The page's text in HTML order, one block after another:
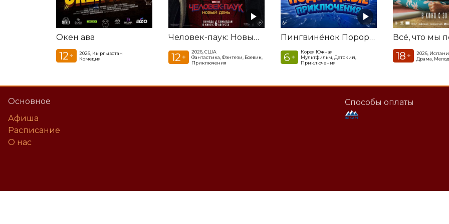
Окен ава
12 +
2026, Кыргызстан
Комедия
Человек-паук: Новый день
12 +
2026, США
Фантастика, Фэнтези, Боевик,
Приключения
Пингвинёнок Пороро. Подводные приключения
6 +
Корея Южная
Мультфильм, Детский,
Приключения
Всё, что мы
18 +
2026,
Драма,
Основное
Афиша
Расписание
О нас
Способы оплаты